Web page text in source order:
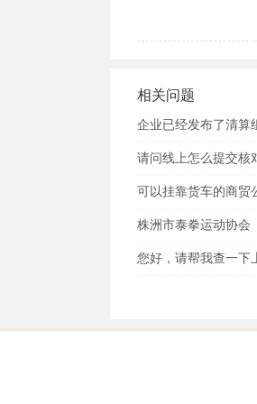
7、银
1.《公
3.全体
4.股东
  ◆ 股东为事业法人的，提交事业法人登记证书复印件。
  ◆ 股东为社团法人的，提交社团法人登记证复印件。
6.法
相关问题
企业已经发布了清算
请问线上怎么提交核
可以挂靠货车的商贸
株洲市泰拳运动协会
您好，请帮我查一下